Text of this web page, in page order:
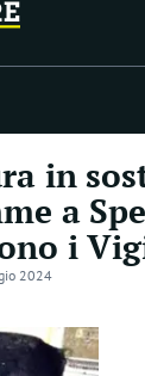
in
a
i
2024